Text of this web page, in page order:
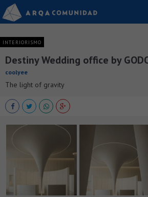
INTERIORISMO
Destiny Wedding office by
coolyee
The light of gravity